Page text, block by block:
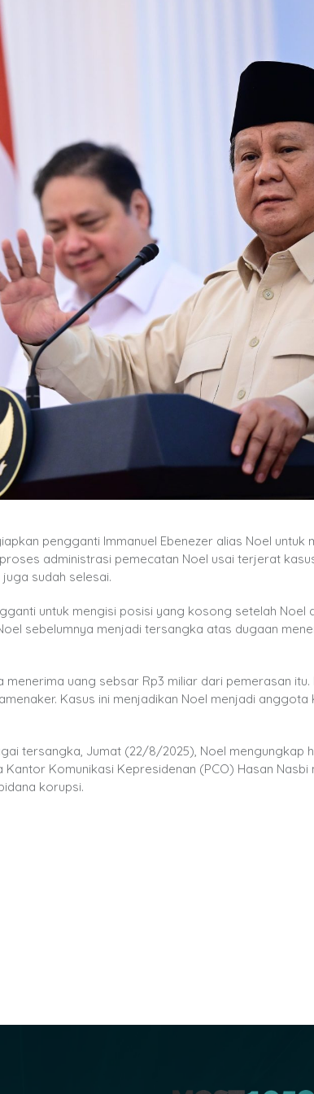
pengganti Immanuel Ebenezer alias Noel untuk
administrasi pemecatan Noel usai terjerat
sudah selesai.
untuk mengisi posisi yang kosong setelah Noel
sebelumnya menjadi tersangka atas dugaan
uang sebsar Rp3 miliar dari pemerasan
Kasus ini menjadikan Noel menjadi
tersangka, Jumat (22/8/2025), Noel mengungkap
Komunikasi Kepresidenan (PCO) Hasan
korupsi.